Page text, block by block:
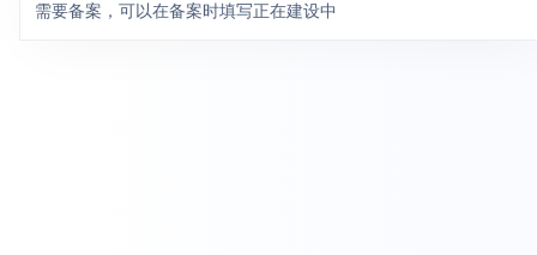
需要备案，可以在备案时填写正在建设中